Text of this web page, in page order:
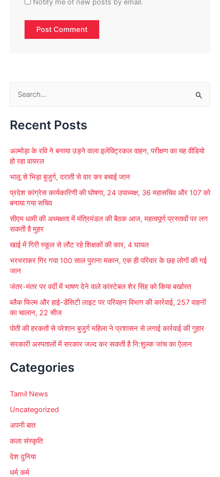
a
c
o
:
Recent Posts
अल्मोड़ा के रवि ने बनाया उड़ने वाला इलेक्ट्रिकल वाहन, परीक्षण का यह वीडियो
हो रहा वायरल
भालू से भिड़ा बुजुर्ग, दराती से वार कर बचाई जान
प्रदेश कांग्रेस कार्यकारिणी की घोषणा, 24 उपाध्यक्ष, 36 महासचिव और 107 को
बनाया गया सचिव
सीएम धामी की अध्यक्षता में मंत्रिमंडल की बैठक आज, महत्वपूर्ण प्रस्तावों पर लग
सकती है मुहर
खाई में गिरी स्कूल से लौट रहे शिक्षकों की कार, 4 घायल
भरभराकर गिर गया 100 साल पुराना मकान, एक ही परिवार के छह लोगों की गई
जान
जंतर-मंतर पर वर्दी में भाषण देने वाले कांस्टेबल शेर सिंह को किया बर्खास्त
ब्लैक फिल्म और हाई-डेंसिटी लाइट पर परिवहन विभाग की कार्रवाई, 257 वाहनों
का चालान, 22 सीज
पोती की हरकतों से परेशान बुजुर्ग महिला ने प्रशासन से लगाई कार्रवाई की गुहार
सरकारी अस्पतालों में सरकार जल्द कर सकती है नि:शुल्क जांच का ऐलान
Categories
Tamil News
Uncategorized
अपनी बात
कला संस्कृति
देश दुनिया
धर्म कर्म